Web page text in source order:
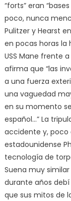
“forts” eran
poco, nunca
Pulitzer y Hearst
en pocas horas la
USS Mane frente
afirma que “las
a una fuerza
una vaguedad
en su momento
español…” La
accidente y, poco
estadounidense
tecnología de
Suena muy
durante años
que sus mitos de